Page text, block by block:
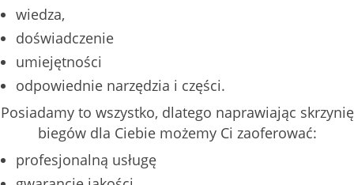
wiedza,
doświadczenie
umiejętności
odpowiednie narzędzia i części.
Posiadamy to wszystko, dlatego naprawiając skrzynię
biegów dla Ciebie możemy Ci zaoferować:
profesjonalną usługę